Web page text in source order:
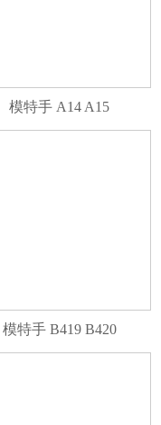
模特手 A14 A15
模特手 B419 B420